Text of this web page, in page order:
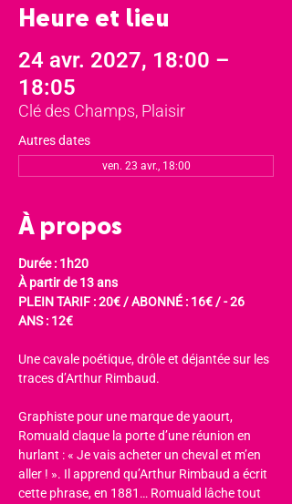
Heure et lieu
24 avr. 2027, 18:00 –
18:05
Clé des Champs, Plaisir
Autres dates
ven. 23 avr., 18:00
À propos
Durée : 1h20
À partir de 13 ans
PLEIN TARIF : 20€ / ABONNÉ : 16€ / - 26
ANS : 12€
Une cavale poétique, drôle et déjantée sur les
traces d’Arthur Rimbaud.
Graphiste pour une marque de yaourt,
Romuald claque la porte d’une réunion en
hurlant : « Je vais acheter un cheval et m’en
aller ! ». Il apprend qu’Arthur Rimbaud a écrit
cette phrase, en 1881… Romuald lâche tout